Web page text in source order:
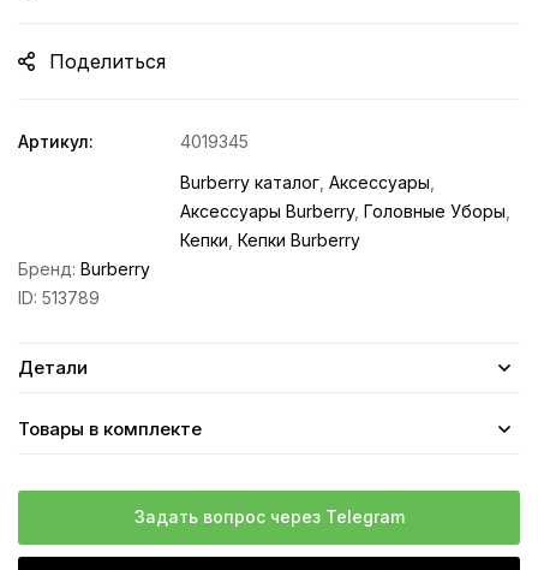
Поделиться
Артикул:
4019345
Burberry каталог Аксессуары
Аксессуары Burberry, Головные Уборы
Кепки Кепки Burberry
Бренд: Burberry
ID: 513789
Детали
Товары в комплекте
Задать вопрос через Telegram